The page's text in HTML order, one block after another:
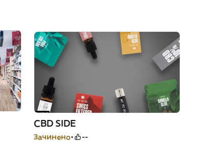
CBD SIDE
Зачинено --